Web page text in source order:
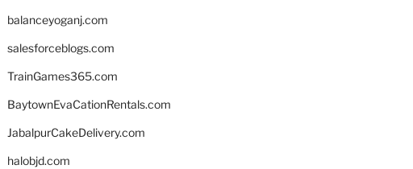
balanceyoganj.com
salesforceblogs.com
TrainGames365.com
BaytownEvaCationRentals.com
JabalpurCakeDelivery.com
halobjd.com